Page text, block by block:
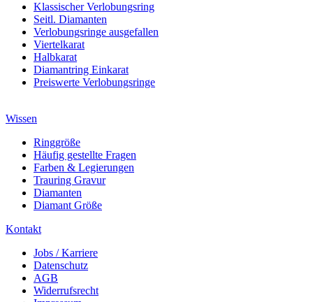
Klassischer Verlobungsring
Seitl. Diamanten
Verlobungsringe ausgefallen
Viertelkarat
Halbkarat
Diamantring Einkarat
Preiswerte Verlobungsringe
Wissen
Ringgröße
Häufig gestellte Fragen
Farben & Legierungen
Trauring Gravur
Diamanten
Diamant Größe
Kontakt
Jobs / Karriere
Datenschutz
AGB
Widerrufsrecht